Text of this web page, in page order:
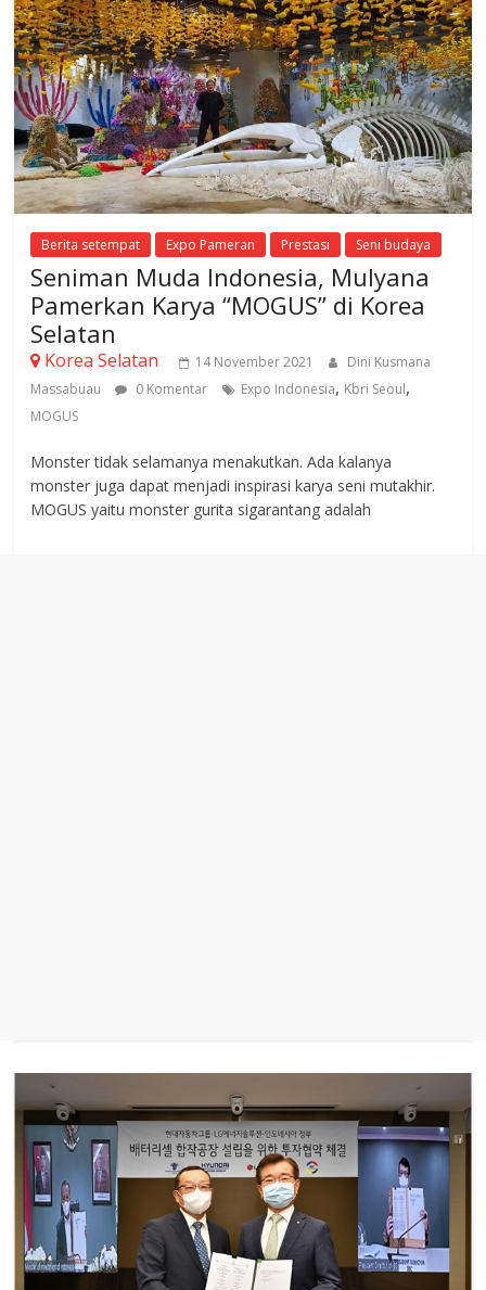
Berita setempat Expo Pameran Prestasi Seni budaya
Seniman Muda Indonesia, Mulyana
Pamerkan Karya “MOGUS” di Korea
Selatan
Korea Selatan 14 November 2021
Dini Kusmana
Massabuau
0 Komentar Expo Indonesia, Kbri Seoul,
MOGUS
Monster tidak selamanya menakutkan. Ada kalanya
monster juga dapat menjadi inspirasi karya seni mutakhir.
MOGUS yaitu monster gurita sigarantang adalah